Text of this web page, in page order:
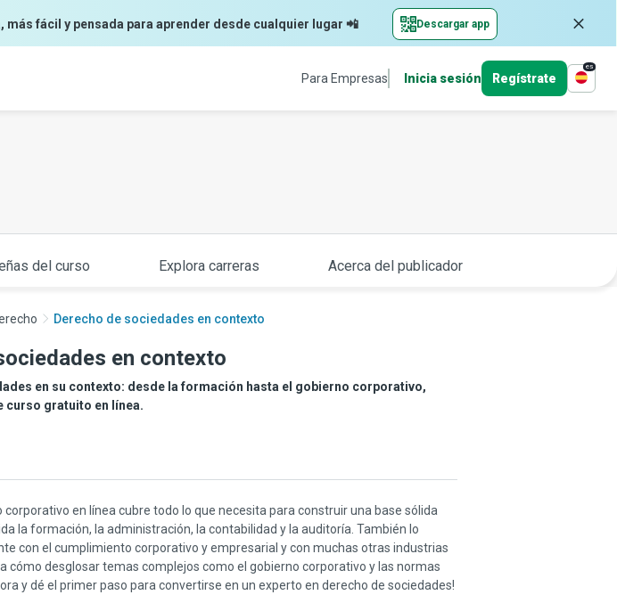
fácil y pensada para aprender desde cualquier lugar 📲 Descargar app
Para Empresas Inicia sesión Regístrate
es
del curso Explora carreras Acerca del publicador
Derecho de sociedades en contexto
en contexto
en su contexto: desde la formación hasta el gobierno corporativo,
curso gratuito en línea.
corporativo en línea cubre todo lo que necesita para construir una base sólida
la formación, la administración, la contabilidad y la auditoría. También lo
con el cumplimiento corporativo y empresarial y con muchas otras industrias
cómo desglosar temas complejos como el gobierno corporativo y las normas
y dé el primer paso para convertirse en un experto en derecho de sociedades!